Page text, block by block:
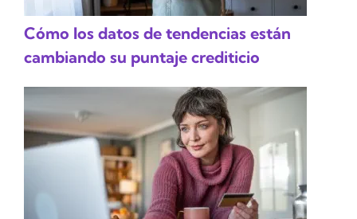
Cómo los datos de tendencias están
cambiando su puntaje crediticio